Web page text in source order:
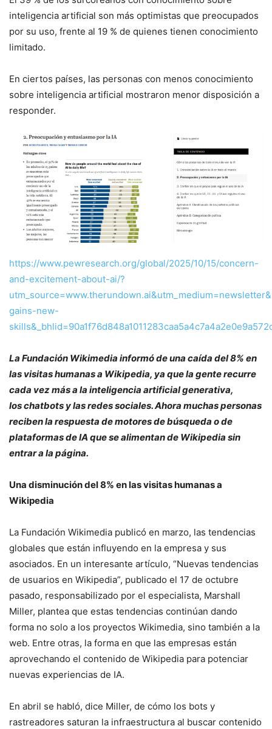
inteligencia artificial son más optimistas que preocupados
por su uso, frente al 19 % de quienes tienen conocimiento
limitado.
En ciertos países, las personas con menos conocimiento
sobre inteligencia artificial mostraron menor disposición a
responder.
https://www.pewresearch.org/global/2025/10/15/concern-
and-excitement-about-ai/?
gains-new-
La Fundación Wikimedia informó de una caída del 8% en
las visitas humanas a Wikipedia, ya que la gente recurre
cada vez más a la inteligencia artificial generativa,
los chatbots y las redes sociales. Ahora muchas personas
reciben la respuesta de motores de búsqueda o de
plataformas de IA que se alimentan de Wikipedia sin
entrar a la página.
Una disminución del 8% en las visitas humanas a
Wikipedia
La Fundación Wikimedia publicó en marzo, las tendencias
globales que están influyendo en la empresa y sus
asociados. En un interesante artículo, “Nuevas tendencias
de usuarios en Wikipedia”, publicado el 17 de octubre
pasado, responsabilizado por el especialista, Marshall
Miller, plantea que estas tendencias continúan dando
forma no solo a los proyectos Wikimedia, sino también a la
web. Entre otras, la forma en que las empresas están
aprovechando el contenido de Wikipedia para potenciar
nuevas experiencias de IA.
En abril se habló, dice Miller, de cómo los bots y
rastreadores saturan la infraestructura al buscar contenido